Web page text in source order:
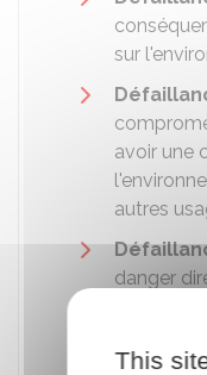
sur
avoir une
autres
danger
routière,
This